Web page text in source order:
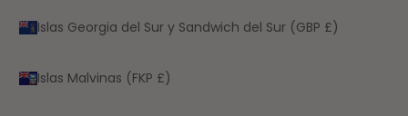
Islas Georgia del Sur y Sandwich del Sur (GBP £)
Islas Malvinas (FKP £)